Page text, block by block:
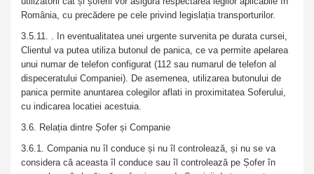
România, cu precădere pe cele privind legislația transporturilor.
3.5.11. . In eventualitatea unei urgente survenita pe durata cursei,
Clientul va putea utiliza butonul de panica, ce va permite apelarea
unui numar de telefon configurat (112 sau numarul de telefon al
dispeceratului Companiei). De asemenea, utilizarea butonului de
panica permite anuntarea colegilor aflati in proximitatea Soferului,
cu indicarea locatiei acestuia.
3.6. Relația dintre Șofer și Companie
3.6.1. Compania nu îl conduce și nu îl controlează, și nu se va
considera că aceasta îl conduce sau îl controlează pe Șofer în